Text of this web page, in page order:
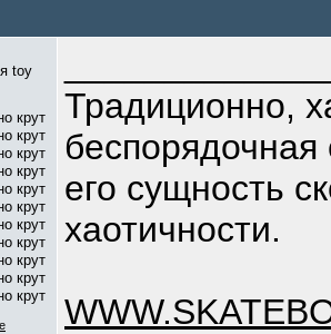
Традиционно,
беспорядочная
его сущность
хаотичности.